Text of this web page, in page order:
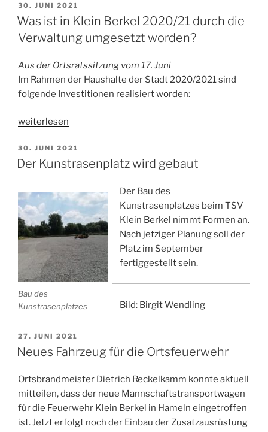
VERÖFFENTLICHT
AM
30. JUNI 2021
Was ist in Klein Berkel 2020/21 durch die
Verwaltung umgesetzt worden?
Aus der Ortsratssitzung vom 17. Juni
Im Rahmen der Haushalte der Stadt 2020/2021 sind
folgende Investitionen realisiert worden:
„Was
in
Klein
2020/21
durch
die
Verwaltung
umgesetzt
worden?“
weiterlesen
VERÖFFENTLICHT
AM
30. JUNI 2021
Der Kunstrasenplatz wird gebaut
Bau des
Kunstrasenplatzes
Der Bau des
Kunstrasenplatzes beim TSV
Klein Berkel nimmt Formen an.
Nach jetziger Planung soll der
Platz im September
fertiggestellt sein.
Bild: Birgit Wendling
VERÖFFENTLICHT
AM
27. JUNI 2021
Neues Fahrzeug für die Ortsfeuerwehr
Ortsbrandmeister Dietrich Reckelkamm konnte aktuell
mitteilen, dass der neue Mannschaftstransportwagen
für die Feuerwehr Klein Berkel in Hameln eingetroffen
ist. Jetzt erfolgt noch der Einbau der Zusatzausrüstung